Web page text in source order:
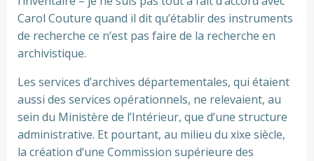
Carol Couture quand il dit qu’établir des instruments
de recherche ce n’est pas faire de la recherche en
archivistique.
Les services d’archives départementales, qui étaient
aussi des services opérationnels, ne relevaient, au
sein du Ministère de l’Intérieur, que d’une structure
administrative. Et pourtant, au milieu du xixe siècle,
la création d’une Commission supérieure des